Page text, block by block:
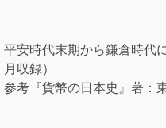
平安時代末期から鎌倉時代
月収録）
参考『貨幣の日本史』著：